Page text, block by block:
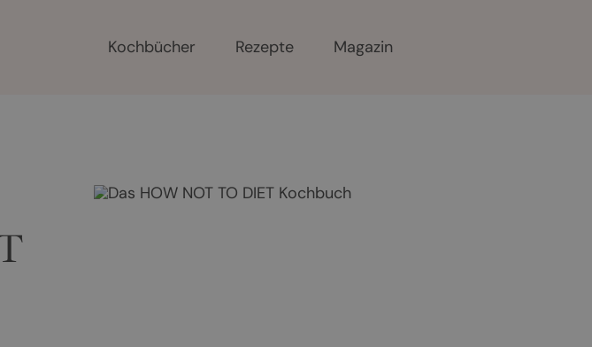
Kochbücher Rezepte Magazin